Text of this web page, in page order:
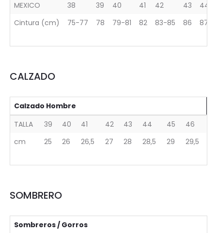
MEXICO
38 39 40 41 42 43
44
Cintura (cm)
75-77 78 79-81 82 83-85 86 87-
CALZADO
Calzado Hombre
TALLA
39 40 41 42 43 44 45
46
cm
25 26 26,5 27 28 28,5 29 29,5
SOMBRERO
Sombreros / Gorros